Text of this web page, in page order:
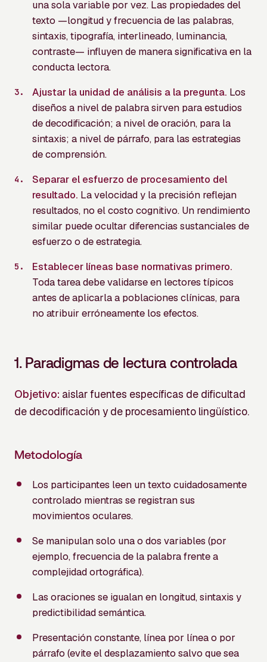
una sola variable por vez. Las propiedades del
texto —longitud y frecuencia de las palabras,
sintaxis, tipografía, interlineado, luminancia,
contraste— influyen de manera significativa en la
conducta lectora.
Ajustar la unidad de análisis a la pregunta. Los
diseños a nivel de palabra sirven para estudios
de decodificación; a nivel de oración, para la
sintaxis; a nivel de párrafo, para las estrategias
de comprensión.
Separar el esfuerzo de procesamiento del
resultado. La velocidad y la precisión reflejan
resultados, no el costo cognitivo. Un rendimiento
similar puede ocultar diferencias sustanciales de
esfuerzo o de estrategia.
Establecer líneas base normativas primero.
Toda tarea debe validarse en lectores típicos
antes de aplicarla a poblaciones clínicas, para
no atribuir erróneamente los efectos.
1. Paradigmas de lectura controlada
Objetivo: aislar fuentes específicas de dificultad
de decodificación y de procesamiento lingüístico.
Metodología
Los participantes leen un texto cuidadosamente
controlado mientras se registran sus
movimientos oculares.
Se manipulan solo una o dos variables (por
ejemplo, frecuencia de la palabra frente a
complejidad ortográfica).
Las oraciones se igualan en longitud, sintaxis y
predictibilidad semántica.
Presentación constante, línea por línea o por
párrafo (evite el desplazamiento salvo que sea